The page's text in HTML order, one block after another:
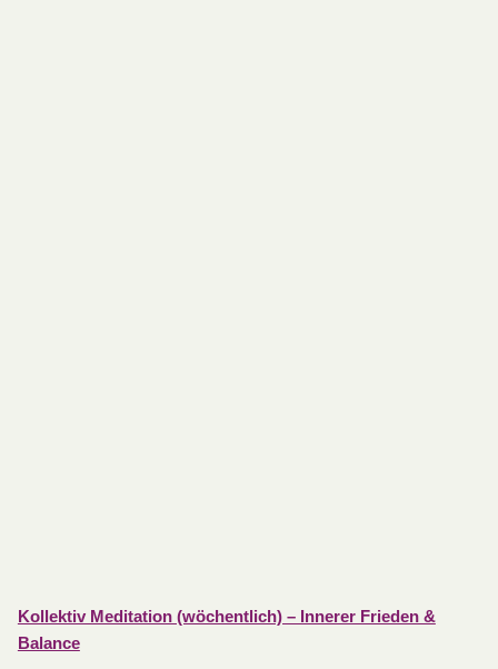
Kollektiv Meditation (wöchentlich) – Innerer Frieden &
Balance